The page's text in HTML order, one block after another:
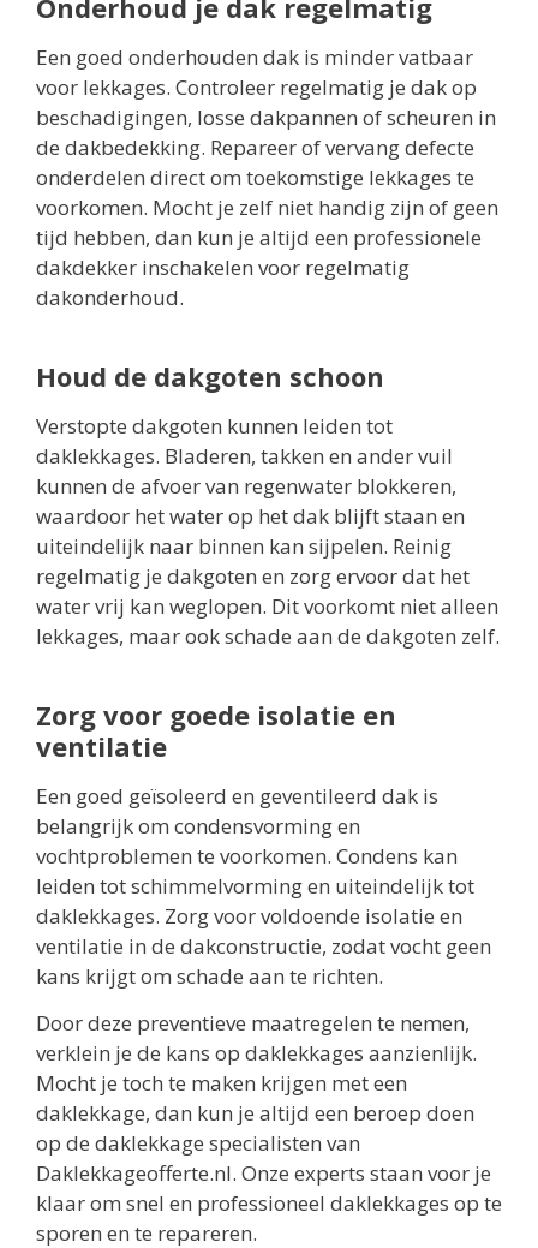
Een goed onderhouden dak is minder vatbaar
voor lekkages. Controleer regelmatig je dak op
beschadigingen, losse dakpannen of scheuren in
de dakbedekking. Repareer of vervang defecte
onderdelen direct om toekomstige lekkages te
voorkomen. Mocht je zelf niet handig zijn of geen
tijd hebben, dan kun je altijd een professionele
dakdekker inschakelen voor regelmatig
dakonderhoud.
Houd de dakgoten schoon
Verstopte dakgoten kunnen leiden tot
daklekkages. Bladeren, takken en ander vuil
kunnen de afvoer van regenwater blokkeren,
waardoor het water op het dak blijft staan en
uiteindelijk naar binnen kan sijpelen. Reinig
regelmatig je dakgoten en zorg ervoor dat het
water vrij kan weglopen. Dit voorkomt niet alleen
lekkages, maar ook schade aan de dakgoten zelf.
Zorg voor goede isolatie en
ventilatie
Een goed geïsoleerd en geventileerd dak is
belangrijk om condensvorming en
vochtproblemen te voorkomen. Condens kan
leiden tot schimmelvorming en uiteindelijk tot
daklekkages. Zorg voor voldoende isolatie en
ventilatie in de dakconstructie, zodat vocht geen
kans krijgt om schade aan te richten.
Door deze preventieve maatregelen te nemen,
verklein je de kans op daklekkages aanzienlijk.
Mocht je toch te maken krijgen met een
daklekkage, dan kun je altijd een beroep doen
op de daklekkage specialisten van
Daklekkageofferte.nl. Onze experts staan voor je
klaar om snel en professioneel daklekkages op te
sporen en te repareren.